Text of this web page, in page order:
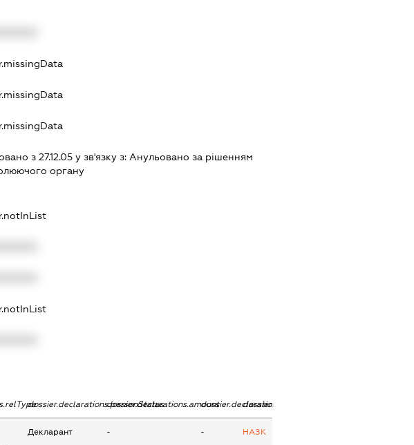
з 27.12.05 у зв'язку з: Анульовано за рiшенням
органу
dossier.declarations.personStatusdossier.declarations.amountdossier.declarations.currency
dossier.declarations.source
Декларант - - НАЗК